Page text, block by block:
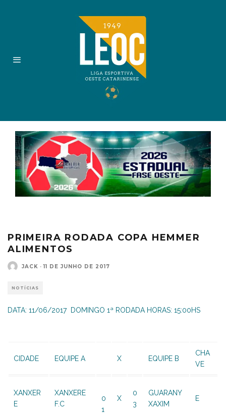
PRIMEIRA RODADA COPA HEMMER
ALIMENTOS
JACK · 11 DE JUNHO DE 2017
NOTÍCIAS
DATA: 11/06/2017 DOMINGO 1ª RODADA HORAS: 15:00HS
CIDADE EQUIPE A X EQUIPE B
CHA
VE
XANXER
E
XANXERE
F.C
0
1
X
0
3
GUARANY
XAXIM
E